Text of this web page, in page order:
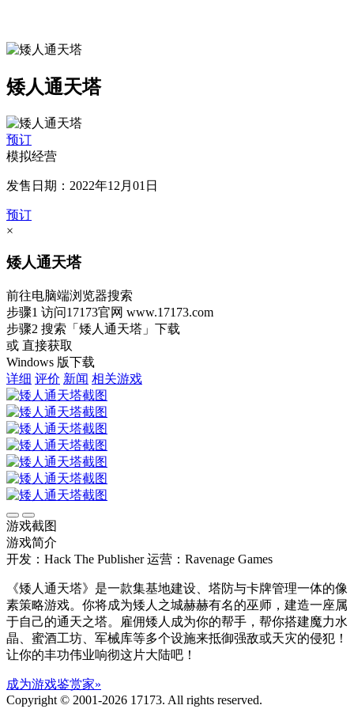
矮人通天塔
预订
模拟经营
发售日期：2022年12月01日
预订
×
矮人通天塔
前往电脑端浏览器搜索
步骤1 访问17173官网 www.17173.com
步骤2 搜索 「矮人通天塔」 下载
或 直接获取
Windows 版下载
详细 评价 新闻 相关游戏
游戏截图
游戏简介
开发：Hack The Publisher 运营：Ravenage Games
《矮人通天塔》是一款集基地建设、塔防与卡牌管理一体的像
素策略游戏。你将成为矮人之城赫赫有名的巫师，建造一座属
于自己的通天之塔。雇佣矮人成为你的帮手，帮你搭建魔力水
晶、蜜酒工坊、军械库等多个设施来抵御强敌或天灾的侵犯！
让你的丰功伟业响彻这片大陆吧！
成为游戏鉴赏家»
Copyright © 2001-2026 17173. All rights reserved.